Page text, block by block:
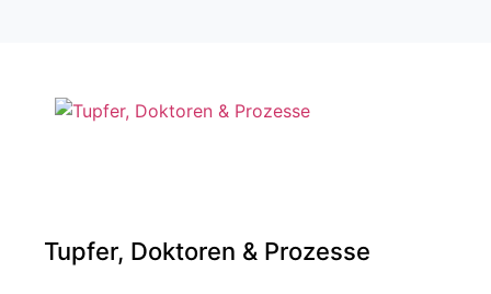
Tupfer, Doktoren & Prozesse